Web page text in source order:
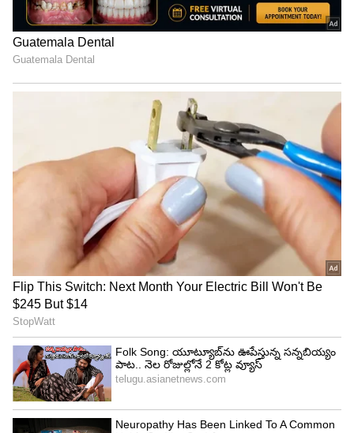
ప్రతి ఒక్కరూ బాగుండాలని అనేది జగన్ మోహన్ రెడ్డి
ఆలోచనగా హఫీజ్ ఖాన్ చెప్పారు.జగన్ మోహన్ రెడ్డి
నిర్ణయం మేరకు తన అడుగులు ఉంటాయన్నారు.జగన్
తాను ఎక్కడ పోటీ చేయడం లేదన్నారు. తన గౌరవం, తన
స్థానం ఎక్కడ తగ్గకుండా చూస్తానని సీఎం హామీ ఇచ్చారని
హఫీజ్ ఖాన్ వివరించారు.
బెంగాల్ లో టీఎంసీ నేత అరెస్ట్: సందేశ్
ఖాళీలో ఆందోళనలెందుకు, ఎవరీ షేక్ షాజహాన్ ?